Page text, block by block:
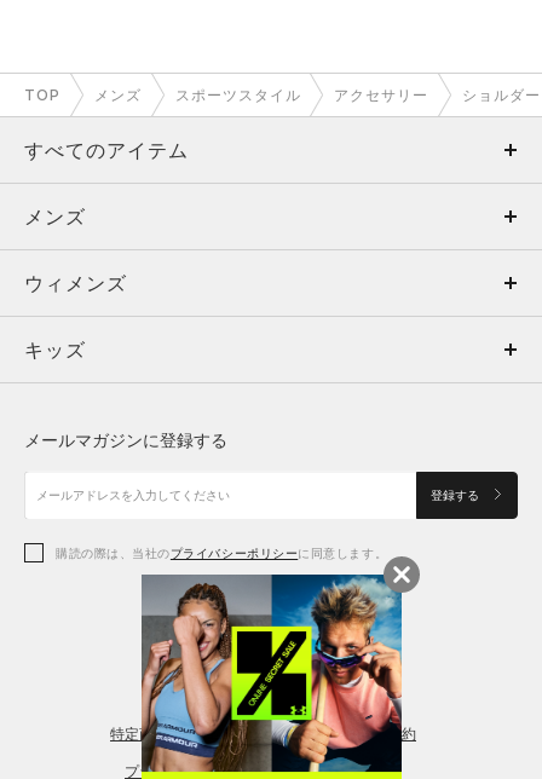
TOP メンズ スポーツスタイル アクセサリー ショルダ
すべてのアイテム
メンズ
ウィメンズ
キッズ
アクセサリー
メンズ
トップス
ボトムス
アクセサリー
ウィメンズ
トップス
シューズ
アクセサリー
レギンス＆タイツ
キッズ
シューズ
メールマガジンに登録する
登録する
購読の際は、当社のプライバシーポリシーに同意します。
特定商取引法に基づく通販の表記 会員規約
プライバシーポリシー